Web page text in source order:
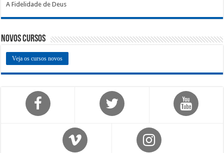
A Fidelidade de Deus
Novos Cursos
Veja os cursos novos